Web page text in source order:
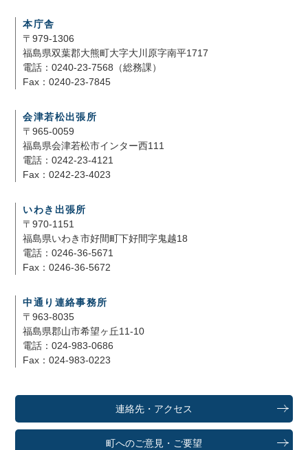
本庁舎
〒979-1306
福島県双葉郡大熊町大字大川原字南平1717
電話：0240-23-7568（総務課）
Fax：0240-23-7845
会津若松出張所
〒965-0059
福島県会津若松市インター西111
電話：0242-23-4121
Fax：0242-23-4023
いわき出張所
〒970-1151
福島県いわき市好間町下好間字鬼越18
電話：0246-36-5671
Fax：0246-36-5672
中通り連絡事務所
〒963-8035
福島県郡山市希望ヶ丘11-10
電話：024-983-0686
Fax：024-983-0223
連絡先・アクセス
町へのご意見・ご要望